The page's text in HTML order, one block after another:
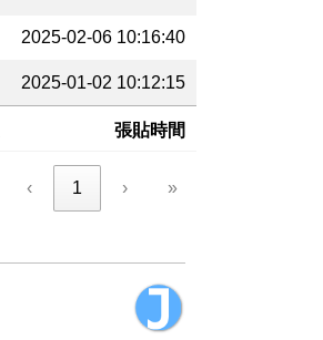
張貼時間
2025-02-06 10:16:40
2025-01-02 10:12:15
‹ 1 › »